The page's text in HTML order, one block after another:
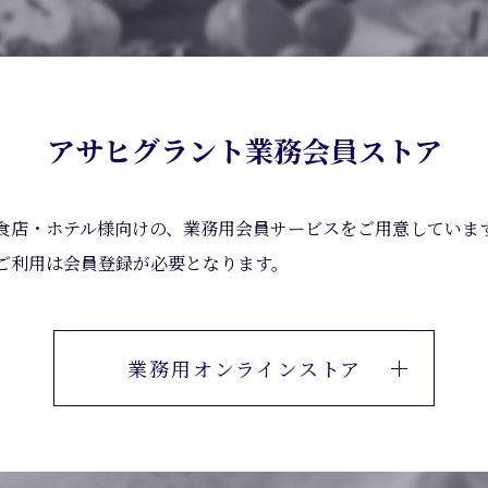
アサヒグラント業務会員ストア
店・ホテル様向けの、業務用会員サービスをご用意していま
用は会員登録が必要となります。
業務用オンラインストア